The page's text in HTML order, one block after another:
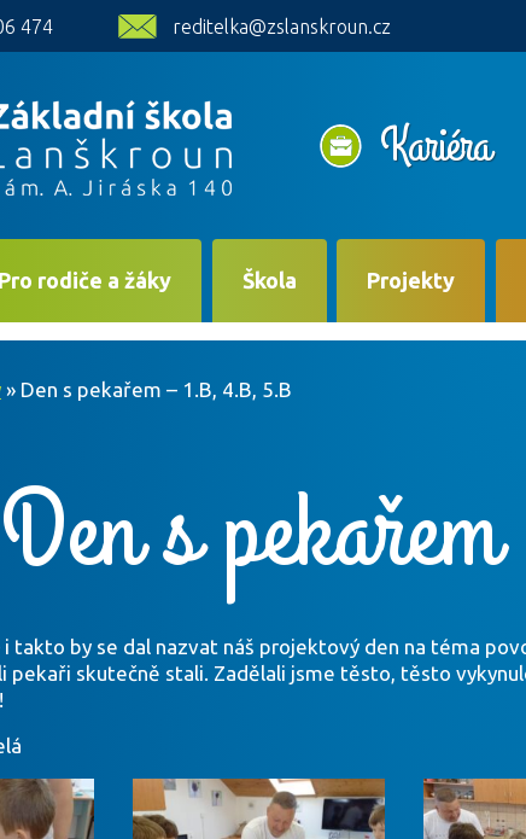
474 reditelka@zslanskroun.cz
Kariéra
Pro rodiče a žáky Škola Projekty
» Den s pekařem – 1.B, 4.B, 5.B
Den s
i takto by se dal nazvat náš projektový den na téma
pekaři skutečně stali. Zadělali jsme těsto, těsto